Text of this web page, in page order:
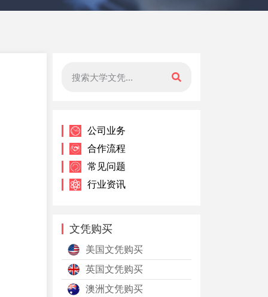
公司业务
合作流程
常见问题
行业资讯
文凭购买
美国文凭购买
英国文凭购买
澳洲文凭购买